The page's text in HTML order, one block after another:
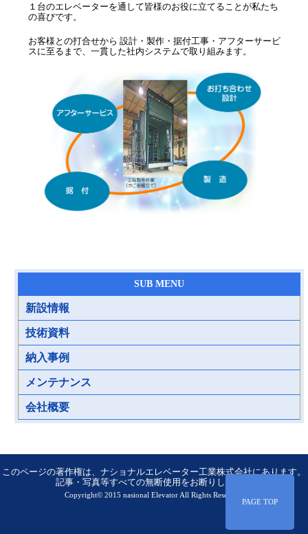
１台のエレベーターを通して皆様のお役に立てることが私たち
の喜びです。
お客様との打合せから 設計・製作・据付工事・アフターサービ
スに至るまで、一貫した社内システムで取り組みます。
SUB MENU
新設情報
技術資料
納入事例
メンテナンス
会社概要
PAGE TOP
このページの著作権は、ナショナルエレベーター工業株式会社にあります。
記事・写真等すべての無断使用をお断りします。
Copyright© 2015 nasional ElevatorAll Rights Reserved.